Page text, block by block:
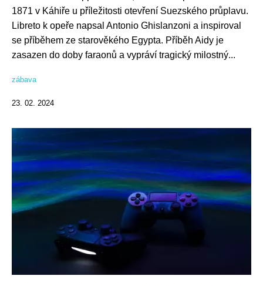
1871 v Káhiře u příležitosti otevření Suezského průplavu.
Libreto k opeře napsal Antonio Ghislanzoni a inspiroval
se příběhem ze starověkého Egypta. Příběh Aidy je
zasazen do doby faraonů a vypráví tragický milostný...
zábava
23. 02. 2024